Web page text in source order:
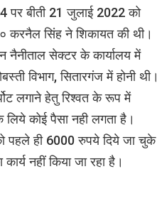
पर बीती 21 जुलाई 2022 को
करनैल सिंह ने शिकायत की थी।
नैनीताल सेक्टर के कार्यालय में
विभाग, सितारगंज में होनी थी।
लगाने हेतु रिश्वत के रूप में
कोई पैसा नही लगता है।
को पहले ही 6000 रुपये दिये जा चुके
नहीं किया जा रहा है।